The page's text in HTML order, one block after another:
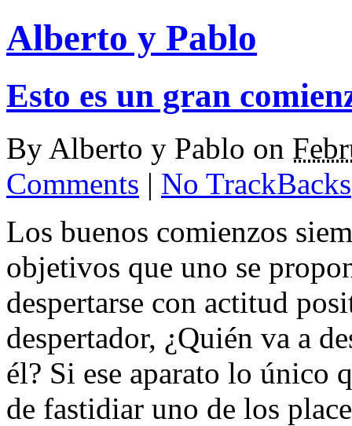
Alberto y Pablo
Esto es un gran
By Alberto y Pablo on
Comments | No TrackBacks
Los buenos comienzos
objetivos que uno se
despertarse con actitud
despertador, ¿Quién va a
él? Si ese aparato lo único
de fastidiar uno de los